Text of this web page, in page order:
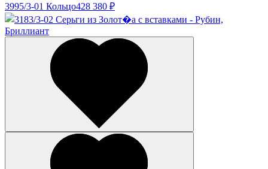
3995/3-01 Кольцо428 380 ₽